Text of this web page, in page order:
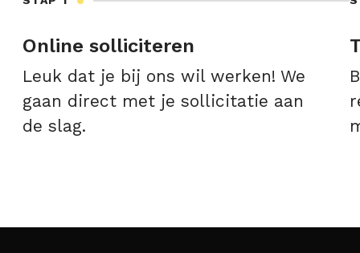
Online solliciteren
Leuk dat je bij ons wil werken! We
gaan direct met je sollicitatie aan
de slag.